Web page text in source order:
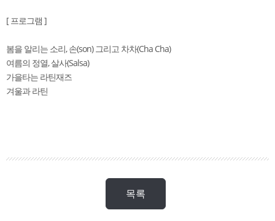
[ 프로그램 ]
봄을 알리는 소리, 손(son) 그리고 차차(Cha Cha)
여름의 정열, 살사(Salsa)
가을타는 라틴재즈
겨울과 라틴
목록